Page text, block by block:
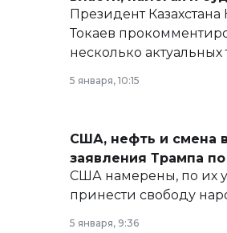
Президент
Токаев
несколько актуальных
армии, экономики и
5 января, 10:15
США, нефть и смена
заявления Трампа
США намерены, по их
принести свободу
5 января, 9:36